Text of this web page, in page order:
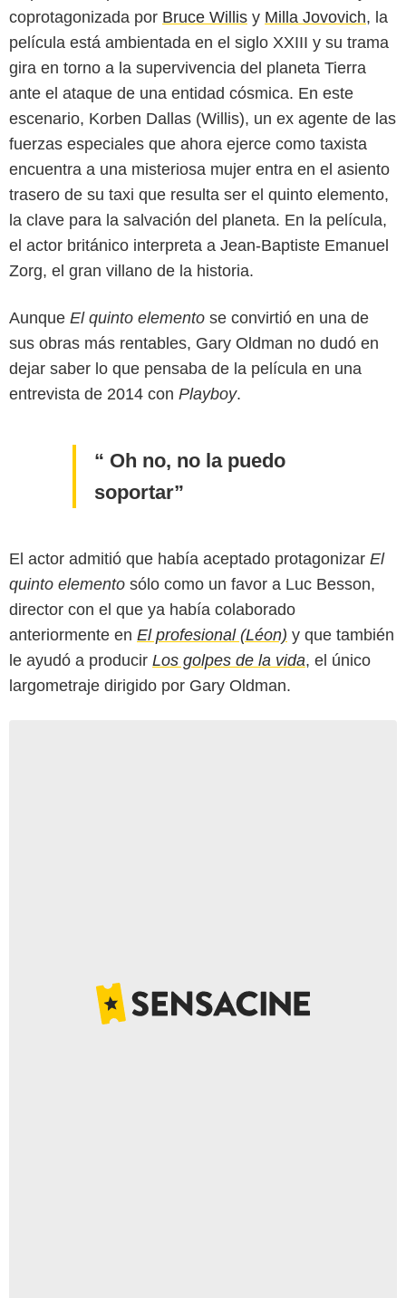
coprotagonizada por Bruce Willis y Milla Jovovich, la
película está ambientada en el siglo XXIII y su trama
gira en torno a la supervivencia del planeta Tierra
ante el ataque de una entidad cósmica. En este
escenario, Korben Dallas (Willis), un ex agente de las
fuerzas especiales que ahora ejerce como taxista
encuentra a una misteriosa mujer entra en el asiento
trasero de su taxi que resulta ser el quinto elemento,
la clave para la salvación del planeta. En la película,
el actor británico interpreta a Jean-Baptiste Emanuel
Zorg, el gran villano de la historia.
Aunque El quinto elemento se convirtió en una de
sus obras más rentables, Gary Oldman no dudó en
dejar saber lo que pensaba de la película en una
entrevista de 2014 con Playboy.
Oh no, no la puedo
soportar
El actor admitió que había aceptado protagonizar El
quinto elemento sólo como un favor a Luc Besson,
director con el que ya había colaborado
anteriormente en El profesional (Léon) y que también
le ayudó a producir Los golpes de la vida, el único
largometraje dirigido por Gary Oldman.